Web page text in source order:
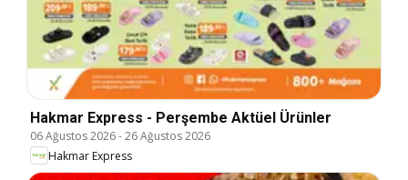
Hakmar Express - Perşembe Aktüel Ürünler
06 Ağustos 2026-26 Ağustos 2026
Hakmar Express